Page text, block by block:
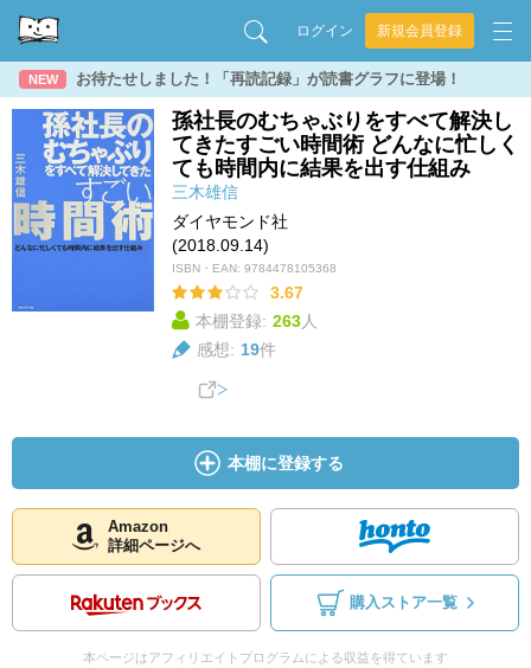
ログイン 新規会員登録
NEW お待たせしました！「再読記録」が読書グラフに登場！
孫社長のむちゃぶりをすべて解決し
てきたすごい時間術 どんなに忙しく
ても時間内に結果を出す仕組み
三木雄信
ダイヤモンド社
(2018.09.14)
ISBN・EAN: 9784478105368
3.67
本棚登録: 263人
感想: 19件
本棚に登録する
Amazon
詳細ページへ
購入ストア一覧
本ページはアフィリエイトプログラムによる収益を得ています